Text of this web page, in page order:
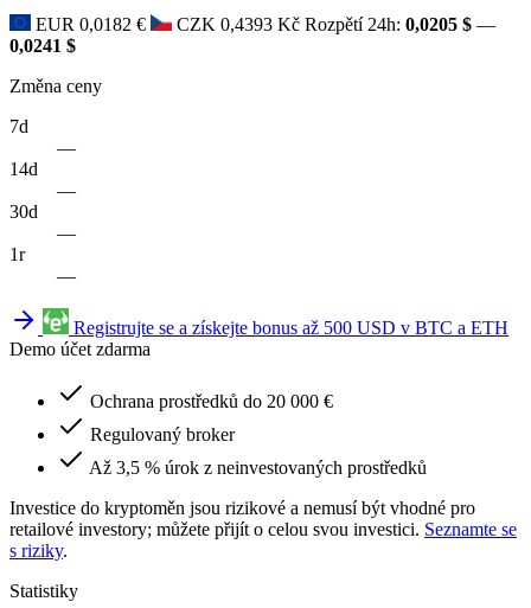
EUR 0,0182 € CZK 0,4393 Kč Rozpětí 24h: 0,0205 $ —
0,0241 $
Změna ceny
7d
—
14d
—
30d
—
1r
—
Registrujte se a získejte bonus až 500 USD v BTC a ETH
Demo účet zdarma
Ochrana prostředků do 20 000 €
Regulovaný broker
Až 3,5 % úrok z neinvestovaných prostředků
Investice do kryptoměn jsou rizikové a nemusí být vhodné pro
retailové investory; můžete přijít o celou svou investici. Seznamte se
s riziky.
Statistiky